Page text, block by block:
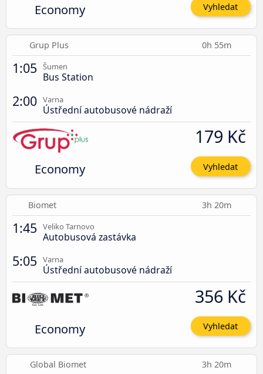
Economy Vyhledat
Grup Plus 0h 55m
1:05 Šumen
Bus Station
2:00 Varna
Ústřední autobusové nádraží
Economy
179 Kč
Vyhledat
Biomet 3h 20m
1:45 Veliko Tarnovo
Autobusová zastávka
5:05 Varna
Ústřední autobusové nádraží
Economy
356 Kč
Vyhledat
Global Biomet 3h 20m